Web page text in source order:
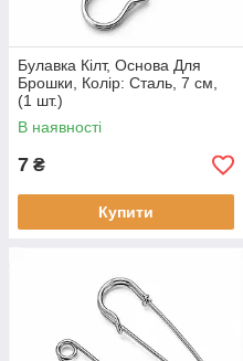
Булавка Кілт, Основа Для
Брошки, Колір: Сталь, 7 см,
(1 шт.)
В наявності
7 ₴
Купити